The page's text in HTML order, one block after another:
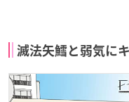
滅法矢鱈と弱気に